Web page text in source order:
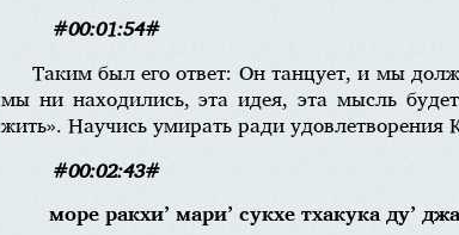
#00:01:54#
Таким был его ответ: Он танцует, и мы
мы ни находились, эта идея, эта мысль
жить». Научись умирать ради
#00:02:43#
море ракхи’ мари’ сукхе тхакука ду’